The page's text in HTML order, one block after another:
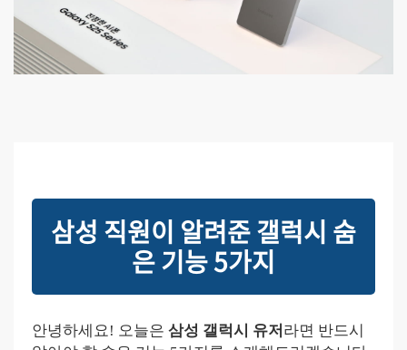
삼성 직원이 알려준 갤럭시 숨
은 기능 5가지
안녕하세요! 오늘은 삼성 갤럭시 유저 라면 반드시